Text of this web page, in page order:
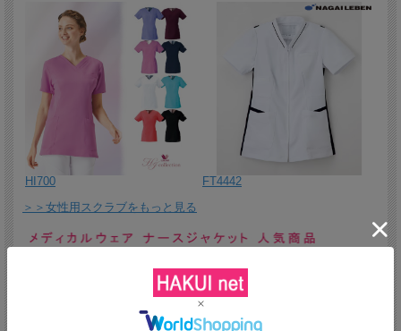
2026/5/6 ほどよいフレアデザインが演出する機能美あふれるトップ
2026/5/5 柔らかでシワになりにくい、ゆったりシルエットのダンガ
リーシャツ。
2026/5/4 清潔感やきちんとした印象を与えるシャツを、カジュアル
なダンガリー調素材で親しみやすく。
2026/5/1 ストレスフリーなはき心地で美脚シルエットを叶えるスト
レッチパンツ。
パータイプのロングポロシャツ。
2026/4/29 台襟つきのきちんと感とやさしげなカラーがおもてなし
2026/4/28 コンパクトなのに介護に必要なものを多数収納。軽くて
2026/4/27 計算された美しいバックスタイルの介護パンツ。
HI700
FT4442
＞＞女性用スクラブをもっと見る